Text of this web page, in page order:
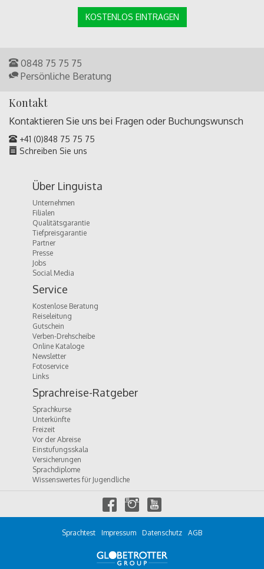
KOSTENLOS EINTRAGEN
0848 75 75 75
Persönliche Beratung
Kontakt
Kontaktieren Sie uns bei Fragen oder Buchungswunsch
+41 (0)848 75 75 75
Schreiben Sie uns
Über Linguista
Unternehmen
Filialen
Qualitätsgarantie
Tiefpreisgarantie
Partner
Presse
Jobs
Social Media
Service
Kostenlose Beratung
Reiseleitung
Gutschein
Verben-Drehscheibe
Online Kataloge
Newsletter
Fotoservice
Links
Sprachreise-Ratgeber
Sprachkurse
Unterkünfte
Freizeit
Vor der Abreise
Einstufungsskala
Versicherungen
Sprachdiplome
Wissenswertes für Jugendliche
e
o
o
t
g
r
t
b
e
Sprachtest Impressum Datenschutz AGB